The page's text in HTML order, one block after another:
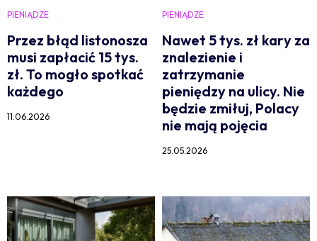
PIENIĄDZE
Przez błąd listonosza
musi zapłacić 15 tys.
zł. To mogło spotkać
każdego
11.06.2026
PIENIĄDZE
Nawet 5 tys. zł kary za
znalezienie i
zatrzymanie
pieniędzy na ulicy. Nie
będzie zmiłuj, Polacy
nie mają pojęcia
25.05.2026